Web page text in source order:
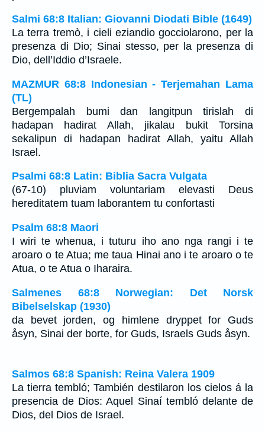
Salmi 68:8 Italian: Giovanni Diodati Bible (1649)
La terra tremò, i cieli eziandio gocciolarono, per la
presenza di Dio; Sinai stesso, per la presenza di
Dio, dell’Iddio d’Israele.
MAZMUR 68:8 Indonesian - Terjemahan Lama
(TL)
Bergempalah bumi dan langitpun tirislah di
hadapan hadirat Allah, jikalau bukit Torsina
sekalipun di hadapan hadirat Allah, yaitu Allah
Israel.
Psalmi 68:8 Latin: Biblia Sacra Vulgata
(67-10) pluviam voluntariam elevasti Deus
hereditatem tuam laborantem tu confortasti
Psalm 68:8 Maori
I wiri te whenua, i tuturu iho ano nga rangi i te
aroaro o te Atua; me taua Hinai ano i te aroaro o te
Atua, o te Atua o Iharaira.
Salmenes 68:8 Norwegian: Det Norsk
Bibelselskap (1930)
da bevet jorden, og himlene dryppet for Guds
åsyn, Sinai der borte, for Guds, Israels Guds åsyn.
Salmos 68:8 Spanish: Reina Valera 1909
La tierra tembló; También destilaron los cielos á la
presencia de Dios: Aquel Sinaí tembló delante de
Dios, del Dios de Israel.